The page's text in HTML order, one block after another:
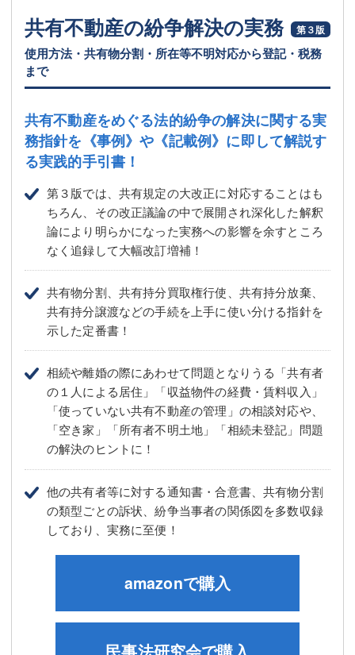
共有不動産の紛争解決の実務 第３版
使用方法・共有物分割・所在等不明対応から登記・税務
まで
共有不動産をめぐる法的紛争の解決に関する実
務指針を 《事例》や《記載例》に即して解説す
る実践的手引書！
第３版では、共有規定の大改正に対応することはも
ちろん、その改正議論の中で展開され深化した解釈
論により明らかになった実務への影響を余すところ
なく追録して大幅改訂増補！
共有物分割、共有持分買取権行使、共有持分放棄、
共有持分譲渡などの手続を上手に使い分ける指針を
示した定番書！
相続や離婚の際にあわせて問題となりうる「共有者
の１人による居住」「収益物件の経費・賃料収入」
「使っていない共有不動産の管理」の相談対応や、
「空き家」「所有者不明土地」「相続未登記」問題
の解決のヒントに！
他の共有者等に対する通知書・合意書、共有物分割
の類型ごとの訴状、紛争当事者の関係図を多数収録
しており、実務に至便！
amazonで購入